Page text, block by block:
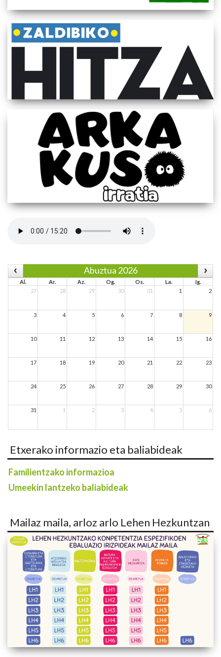
Abuztua 2026
Al. Ar. Az. Og. Os. La.
Ig.
27
28 29 30 31 1 2
3 4 5 6 7 8 9
10 11 12 13 14 15 16
17 18 19 20 21 22 23
24 25 26 27 28 29 30
31 1 2 3 4 5 6
Etxerako informazio eta baliabideak
Familientzako informazioa
Umeekin lantzeko baliabideak
Mailaz maila, arloz arlo Lehen Hezkuntzan